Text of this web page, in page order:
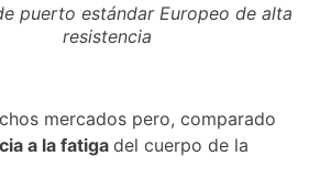
puerto estándar Europeo de alta
resistencia
mercados pero, comparado
a la fatigadel cuerpo de la